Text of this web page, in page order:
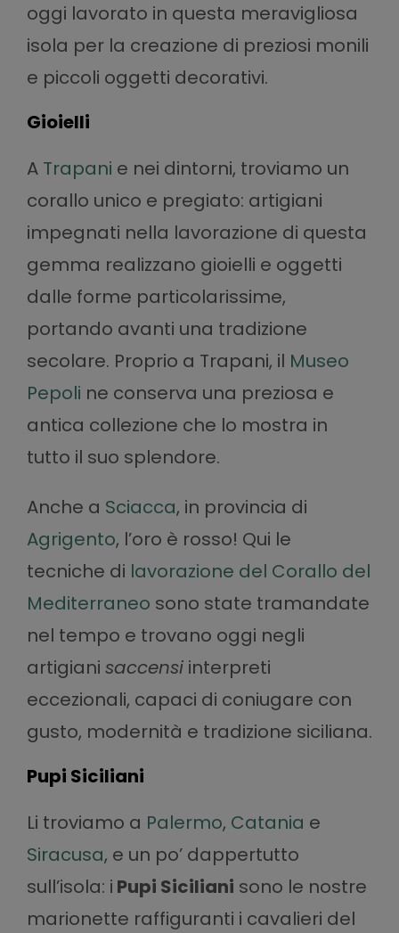
oggi lavorato in questa meravigliosa
isola per la creazione di preziosi monili
e piccoli oggetti decorativi.
Gioielli
A Trapani e nei dintorni, troviamo un
corallo unico e pregiato: artigiani
impegnati nella lavorazione di questa
gemma realizzano gioielli e oggetti
dalle forme particolarissime,
portando avanti una tradizione
secolare. Proprio a Trapani, il Museo
Pepoli ne conserva una preziosa e
antica collezione che lo mostra in
tutto il suo splendore.
Anche a Sciacca, in provincia di
Agrigento, l’oro è rosso! Qui le
tecniche di lavorazione del Corallo del
Mediterraneo sono state tramandate
nel tempo e trovano oggi negli
artigiani saccensiinterpreti
eccezionali, capaci di coniugare con
gusto, modernità e tradizione siciliana.
Pupi Siciliani
Li troviamo a Palermo, Catania e
Siracusa, e un po’ dappertutto
sull’isola: i Pupi Siciliani sono le nostre
marionette raffiguranti i cavalieri del